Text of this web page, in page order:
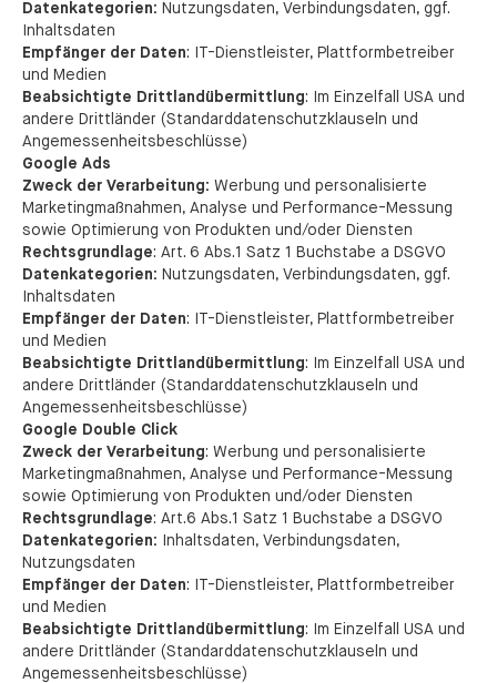
Datenkategorien: Nutzungsdaten, Verbindungsdaten, ggf.
Inhaltsdaten
Empfänger der Daten: IT-Dienstleister, Plattformbetreiber
und Medien
Beabsichtigte Drittlandübermittlung: Im Einzelfall USA und
andere Drittländer (Standarddatenschutzklauseln und
Angemessenheitsbeschlüsse)
Google Ads
Zweck der Verarbeitung: Werbung und personalisierte
Marketingmaßnahmen, Analyse und Performance-Messung
sowie Optimierung von Produkten und/oder Diensten
Rechtsgrundlage: Art. 6 Abs.1 Satz 1 Buchstabe a DSGVO
Datenkategorien: Nutzungsdaten, Verbindungsdaten, ggf.
Inhaltsdaten
Empfänger der Daten: IT-Dienstleister, Plattformbetreiber
und Medien
Beabsichtigte Drittlandübermittlung: Im Einzelfall USA und
andere Drittländer (Standarddatenschutzklauseln und
Angemessenheitsbeschlüsse)
Google Double Click
Zweck der Verarbeitung: Werbung und personalisierte
Marketingmaßnahmen, Analyse und Performance-Messung
sowie Optimierung von Produkten und/oder Diensten
Rechtsgrundlage: Art.6 Abs.1 Satz 1 Buchstabe a DSGVO
Datenkategorien: Inhaltsdaten, Verbindungsdaten,
Nutzungsdaten
Empfänger der Daten: IT-Dienstleister, Plattformbetreiber
und Medien
Beabsichtigte Drittlandübermittlung: Im Einzelfall USA und
andere Drittländer (Standarddatenschutzklauseln und
Angemessenheitsbeschlüsse)